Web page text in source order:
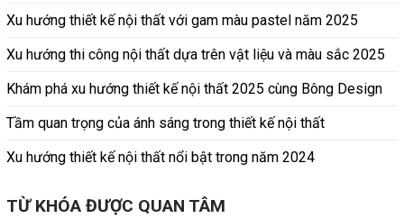
Xu hướng thiết kế nội thất với gam màu pastel năm 2025
Xu hướng thi công nội thất dựa trên vật liệu và màu sắc 2025
Khám phá xu hướng thiết kế nội thất 2025 cùng Bông Design
Tầm quan trọng của ánh sáng trong thiết kế nội thất
Xu hướng thiết kế nội thất nổi bật trong năm 2024
TỪ KHÓA ĐƯỢC QUAN TÂM